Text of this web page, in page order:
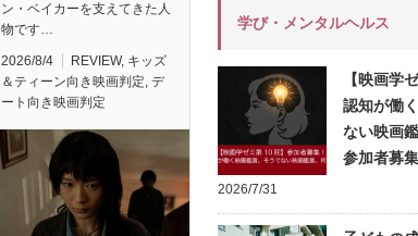
ン・ベイカーを支えてきた人
物です…
2026/8/4 REVIEW, キッズ
＆ティーン向き映画判定, デ
ート向き映画判定
学び・メンタルヘルス
【映画学
認知が働
ない映画
参加者募集
2026/7/31